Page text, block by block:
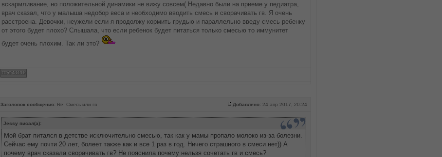
вскармливание, но положительной динамики не вижу совсем( Недавно были на приеме у педиатра,
врач сказал, что у малыша недобор веса и необходимо вводить смесь и сворачивать гв. Я очень
расстроена. Девочки, неужели если я продолжу кормить грудью и параллельно введу смесь ребенку
от этого будет плохо? Слышала, что если ребенок будет питаться только смесью то иммунитет
будет очень плохим. Так ли это?
Заголовок сообщения: Re: Смесь или гв Добавлено: 24 апр 2017, 20:24
Jessy писал(а):
Мой брат питался в детстве исключительно смесью, так как у мамы пропало молоко из-за болезни.
Сейчас ему почти 20 лет, болеет также как и все 1 раз в год. Ничего страшного в смеси нет)) А
почему врач сказала сворачивать гв? Не пояснила почему нельзя сочетать гв и смесь?